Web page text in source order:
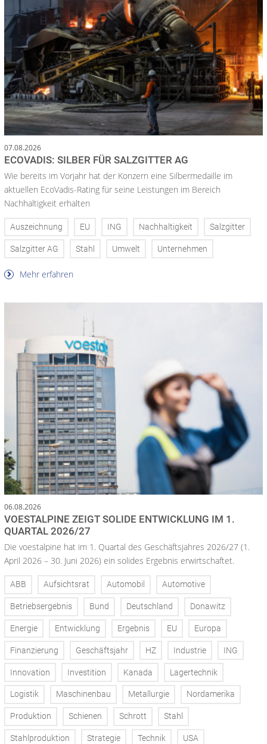
07.08.2026
ECOVADIS: SILBER FÜR SALZGITTER AG
Wie bereits im Vorjahr hat der Konzern eine Silbermedaille im
aktuellen EcoVadis-Rating für seine Leistungen im Bereich
Nachhaltigkeit erhalten
Auszeichnung EU ING Nachhaltigkeit Salzgitter
Salzgitter AG Stahl Umwelt Unternehmen
Mehr erfahren
06.08.2026
VOESTALPINE ZEIGT SOLIDE ENTWICKLUNG IM 1.
QUARTAL 2026/27
Die voestalpine hat im 1. Quartal des Geschäftsjahres 2026/27 (1.
April 2026 – 30. Juni 2026) ein solides Ergebnis erwirtschaftet.
ABB Aufsichtsrat Automobil Automotive
Betriebsergebnis Bund Deutschland Donawitz
Energie Entwicklung Ergebnis EU Europa
Finanzierung Geschäftsjahr HZ Industrie ING
Innovation Investition Kanada Lagertechnik
Logistik Maschinenbau Metallurgie Nordamerika
Produktion Schienen Schrott Stahl
Stahlproduktion Strategie Technik USA